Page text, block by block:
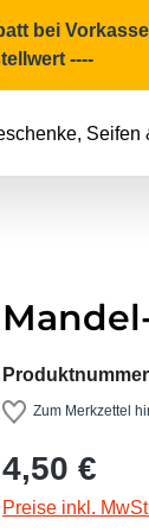
bei
----
Seifen
Zum Merkzettel
Regulärer Preis:
4,50 €
Preise inkl.